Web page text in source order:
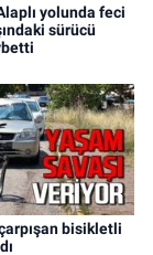
yolunda feci
sürücü
bisikletli